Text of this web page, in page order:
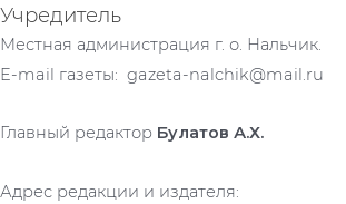
Учредитель
Местная администрация г. о. Нальчик.
E-mail газеты: gazeta-nalchik@mail.ru
Главный редактор Булатов А.Х.
Адрес редакции и издателя: